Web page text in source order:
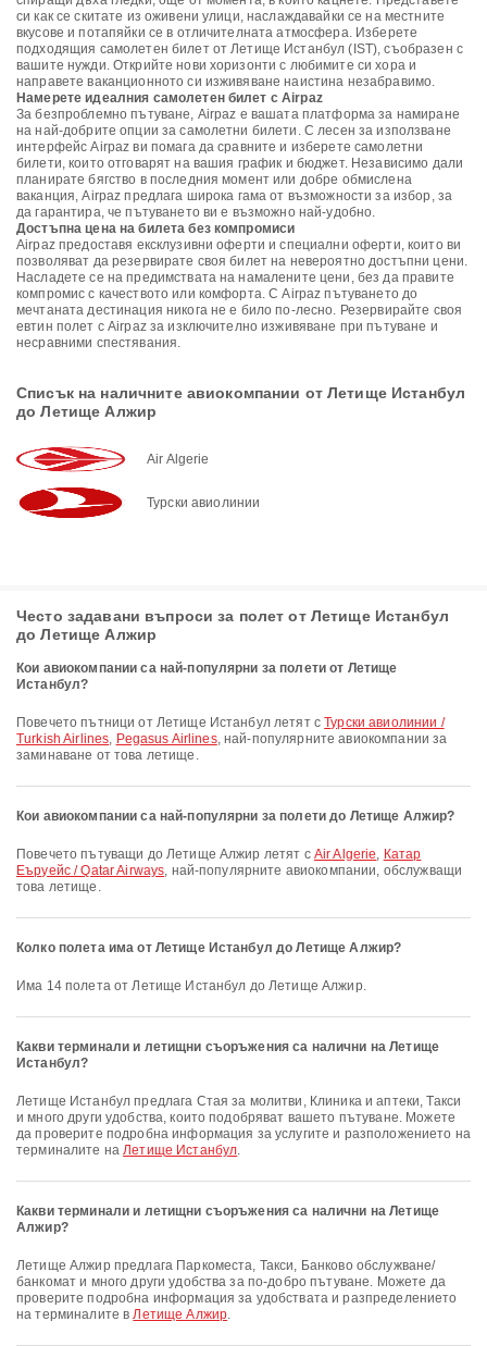
си как се скитате из оживени улици, наслаждавайки се на местните
вкусове и потапяйки се в отличителната атмосфера. Изберете
подходящия самолетен билет от Летище Истанбул (IST), съобразен с
вашите нужди. Открийте нови хоризонти с любимите си хора и
направете ваканционното си изживяване наистина незабравимо.
Намерете идеалния самолетен билет с Airpaz
За безпроблемно пътуване, Airpaz е вашата платформа за намиране
на най-добрите опции за самолетни билети. С лесен за използване
интерфейс Airpaz ви помага да сравните и изберете самолетни
билети, които отговарят на вашия график и бюджет. Независимо дали
планирате бягство в последния момент или добре обмислена
ваканция, Airpaz предлага широка гама от възможности за избор, за
да гарантира, че пътуването ви е възможно най-удобно.
Достъпна цена на билета без компромиси
Airpaz предоставя ексклузивни оферти и специални оферти, които ви
позволяват да резервирате своя билет на невероятно достъпни цени.
Насладете се на предимствата на намалените цени, без да правите
компромис с качеството или комфорта. С Airpaz пътуването до
мечтаната дестинация никога не е било по-лесно. Резервирайте своя
евтин полет с Airpaz за изключително изживяване при пътуване и
несравними спестявания.
Списък на наличните авиокомпании от Летище Истанбул
до Летище Алжир
Air Algerie
Турски авиолинии
Често задавани въпроси за полет от Летище Истанбул
до Летище Алжир
Кои авиокомпании са най-популярни за полети от Летище
Истанбул?
Повечето пътници от Летище Истанбул летят сТурски авиолинии /
Turkish Airlines, Pegasus Airlines, най-популярните авиокомпании за
заминаване от това летище.
Кои авиокомпании са най-популярни за полети до Летище Алжир?
Повечето пътуващи до Летище Алжир летят с Air Algerie, Катар
Еъруейс / Qatar Airways, най-популярните авиокомпании, обслужващи
това летище.
Колко полета има от Летище Истанбул до Летище Алжир?
Има 14 полета от Летище Истанбул до Летище Алжир.
Какви терминали и летищни съоръжения са налични на Летище
Истанбул?
Летище Истанбул предлага Стая за молитви, Клиника и аптеки, Такси
и много други удобства, които подобряват вашето пътуване. Можете
да проверите подробна информация за услугите и разположението на
терминалите наЛетище Истанбул.
Какви терминали и летищни съоръжения са налични на Летище
Алжир?
Летище Алжир предлага Паркоместа, Такси, Банково обслужване/
банкомат и много други удобства за по-добро пътуване. Можете да
проверите подробна информация за удобствата и разпределението
на терминалите вЛетище Алжир.